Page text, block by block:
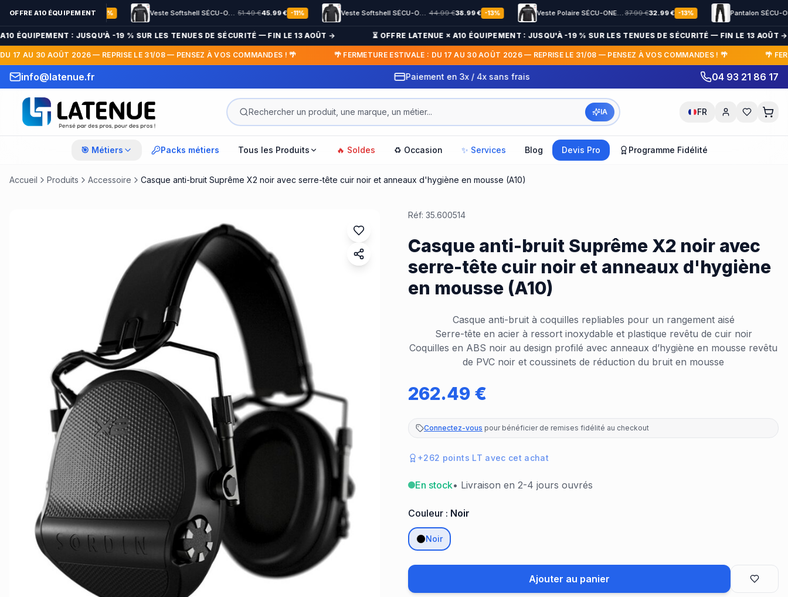
OFFRE A10 ÉQUIPEMENT
79.99€65.99€ -18% Veste Softshell SÉCU-ONE HV-TAPE Sécurité Privée noir 51.49€45.99€ -11% Veste Softshell SÉCU-ONE flap Sécurité Privée noir 44.99€38.99€ -13% Veste Polaire SÉCU-ONE HV-TAPE Sécurité Privée noir37.99€32.99€ -13% Pantalon SÉCU-ONE bas élastiqué Noir
: JUSQU'À -19 % SUR LES TENUES DE SÉCURITÉ — FIN LE 13 AOÛT → ⏳ OFFRE LATENUE × A10 ÉQUIPEMENT : JUSQU'À -19 % SUR LES TENUES DE SÉCURITÉ — FIN LE 13 AOÛT →
AU 30 AOÛT 2026 — REPRISE LE 31/08 — PENSEZ À VOS COMMANDES ! 🌴 🌴 FERMETURE ESTIVALE : DU 17 AU 30 AOÛT 2026 — REPRISE LE 31/08 — PENSEZ À VOS COMMANDES ! 🌴 🌴
info@latenue.fr Paiement en 3x / 4x sans frais 04 93 21 86 17
IA FR
🎯 Métiers Packs métiers Tous les Produits 🔥 Soldes ♻️ Occasion ✨ Services Blog Devis Pro Programme Fidélité
Accueil Produits Accessoire Casque anti-bruit Suprême X2 noir avec serre-tête cuir noir et anneaux d'hygiène en mousse (A10)
Réf: 35.600514
Casque anti-bruit Suprême X2 noir avec
serre-tête cuir noir et anneaux d'hygiène
en mousse (A10)
Casque anti-bruit à coquilles repliables pour un rangement aisé
Serre-tête en acier à ressort inoxydable et plastique revêtu de cuir noir
Coquilles en ABS noir au design profilé avec anneaux d’hygiène en mousse revêtu
de PVC noir et coussinets de réduction du bruit en mousse
262.49 €
Connectez-vous pour bénéficier de remises fidélité au checkout
+262 points LT avec cet achat
En stock• Livraison en 2-4 jours ouvrés
Couleur : Noir
Noir
Ajouter au panier